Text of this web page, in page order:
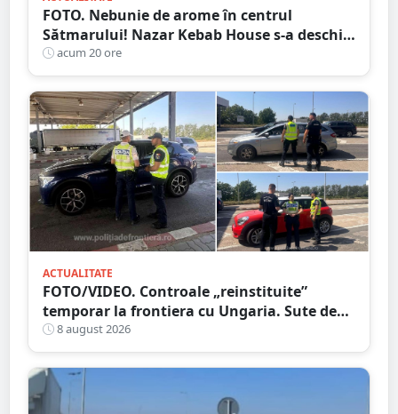
FOTO. Nebunie de arome în centrul
Sătmarului! Nazar Kebab House s-a deschis
cu șaorma la 20 de lei, azi și mâine
acum 20 ore
ACTUALITATE
FOTO/VIDEO. Controale „reinstituite”
temporar la frontiera cu Ungaria. Sute de
persoane și mașini, verificate în județul
Satu Mare
8 august 2026